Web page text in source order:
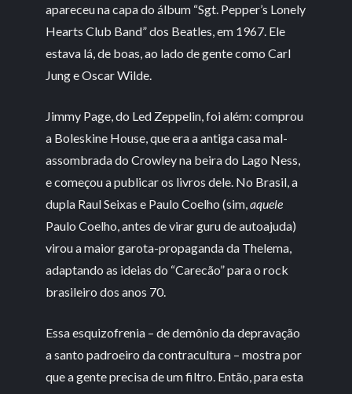
apareceu na capa do álbum “Sgt. Pepper’s Lonely
Hearts Club Band” dos Beatles, em 1967. Ele
estava lá, de boas, ao lado de gente como Carl
Jung e Oscar Wilde.
Jimmy Page, do Led Zeppelin, foi além: comprou
a Boleskine House, que era a antiga casa mal-
assombrada do Crowley na beira do Lago Ness,
e começou a publicar os livros dele. No Brasil, a
dupla Raul Seixas e Paulo Coelho (sim,aquele
Paulo Coelho, antes de virar guru de autoajuda)
virou a maior garota-propaganda da Thelema,
adaptando as ideias do “Carecão” para o rock
brasileiro dos anos 70.
Essa esquizofrenia – de demônio da depravação
a santo padroeiro da contracultura – mostra por
que a gente precisa de um filtro. Então, para esta